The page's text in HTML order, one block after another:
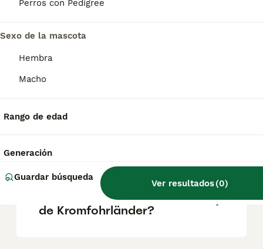
Perros con Pedigree
Sexo de la mascota
Hembra
Macho
Rango de edad
Generación
Guardar búsqueda
Ver resultados(0)
una sola persona.
¿Qué cruce de razas es el
hipoalergénico?
¿Cuánto cuesta un cachorro
de Kromfohrländer?